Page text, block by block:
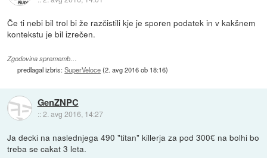
Če ti nebi bil trol bi že razčistili kje je sporen podatek in v kakšnem
kontekstu je bil izrečen.
Zgodovina sprememb…
predlagal izbris:SuperVeloce(2. avg 2016 ob 18:16)
GenZNPC
::2. avg 2016, 14:27
Ja decki na naslednjega 490 "titan" killerja za pod 300€ na bolhi bo
treba se cakat 3 leta.